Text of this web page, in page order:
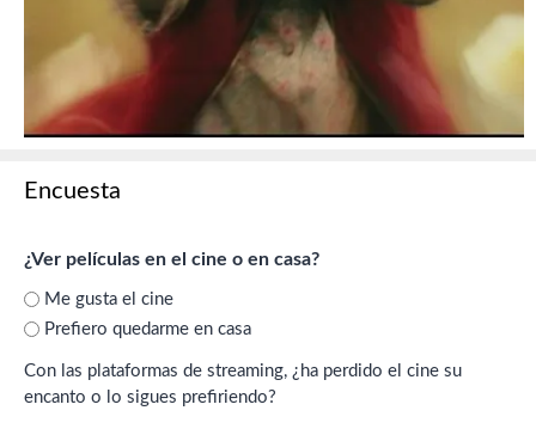
Encuesta
¿Ver películas en el cine o en casa?
Me gusta el cine
Prefiero quedarme en casa
Con las plataformas de streaming, ¿ha perdido el cine su
encanto o lo sigues prefiriendo?